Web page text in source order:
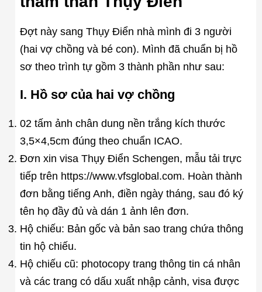
Đợt này sang Thụy Điển nhà mình đi 3 người
(hai vợ chồng và bé con). Mình đã chuẩn bị hồ
sơ theo trình tự gồm 3 thành phần như sau:
I. Hồ sơ của hai vợ chồng
02 tấm ảnh chân dung nền trắng kích thước
3,5×4,5cm đúng theo chuẩn ICAO.
Đơn xin visa Thụy Điển Schengen, mẫu tải trực
tiếp trên https://www.vfsglobal.com. Hoàn thành
đơn bằng tiếng Anh, điền ngày tháng, sau đó ký
tên họ đầy đủ và dán 1 ảnh lên đơn.
Hộ chiếu: Bản gốc và bản sao trang chứa thông
tin hộ chiếu.
Hộ chiếu cũ: photocopy trang thông tin cá nhân
và các trang có dấu xuất nhập cảnh, visa được